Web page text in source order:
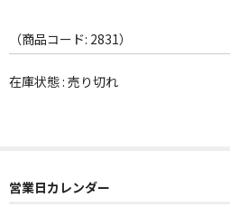
WORLD
その他
（商品コード: 2831）
在庫状態 : 売り切れ
営業日カレンダー